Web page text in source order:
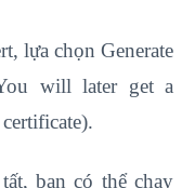
lựa chọn Generate
will later get a
bạn có thể chạy